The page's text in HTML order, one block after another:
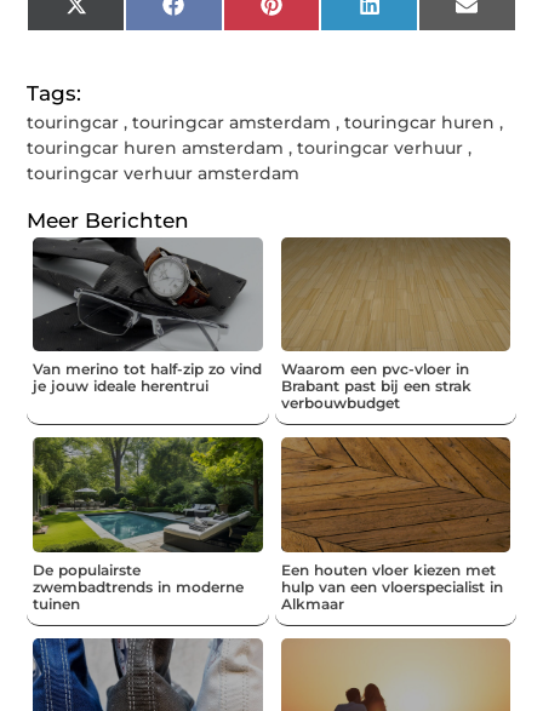
X
(Twitter)
FacebookPinterestLinkedInEmail
Tags:
touringcar ,touringcar amsterdam ,touringcar huren ,
touringcar huren amsterdam ,touringcar verhuur ,
touringcar verhuur amsterdam
Meer Berichten
Van merino tot half-zip zo vind
je jouw ideale herentrui
Waarom een pvc-vloer in
Brabant past bij een strak
verbouwbudget
De populairste
zwembadtrends in moderne
tuinen
Een houten vloer kiezen met
hulp van een vloerspecialist in
Alkmaar